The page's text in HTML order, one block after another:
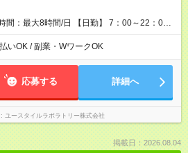
間：最大8時間/日 【日勤】 7：00～22：00
は法定通り） ※週1日～OK ／ 夜勤
務）
いOK / 副業・WワークOK
応募する 詳細へ
ユースタイルラボラトリー株式会社
掲載日：2026.08.04